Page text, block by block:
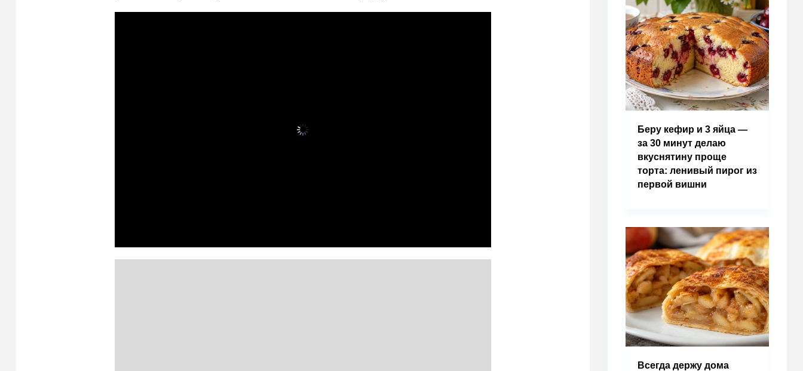
Беру кефир и 3 яйца —
за 30 минут делаю
вкуснятину проще
торта: ленивый пирог из
первой вишни
Всегда держу дома